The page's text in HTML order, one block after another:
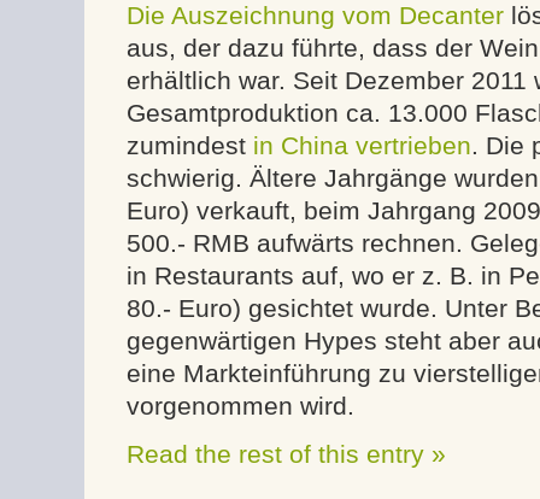
Die Auszeichnung vom Decanter
aus, der dazu führte, dass der
erhältlich war. Seit Dezember 2011
Gesamtproduktion ca. 13.000
zumindest in China vertrieben. Die
schwierig. Ältere Jahrgänge
Euro) verkauft, beim Jahrgang
500.- RMB aufwärts rechnen.
in Restaurants auf, wo er z. B. in
80.- Euro) gesichtet wurde. Unter
gegenwärtigen Hypes steht aber
eine Markteinführung zu
vorgenommen wird.
Read the rest of this entry »